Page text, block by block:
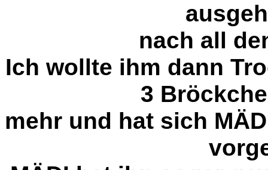
nach all
Ich wollte ihm dann
3
mehr und hat sich